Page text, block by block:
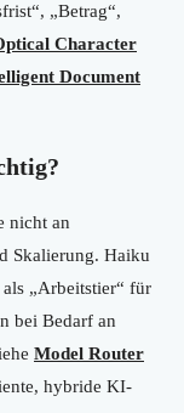
„Betrag“,
Character
Document
nicht an
Skalierung. Haiku
als „Arbeitstier“ für
bei Bedarf an
Model Router
hybride KI-